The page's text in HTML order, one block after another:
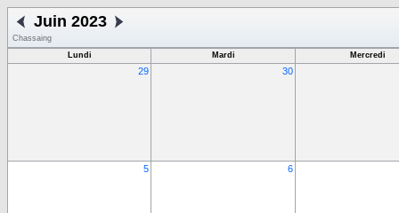
Juin 2023
Chassaing
Lundi
Mardi Mercredi
29 30
5 6